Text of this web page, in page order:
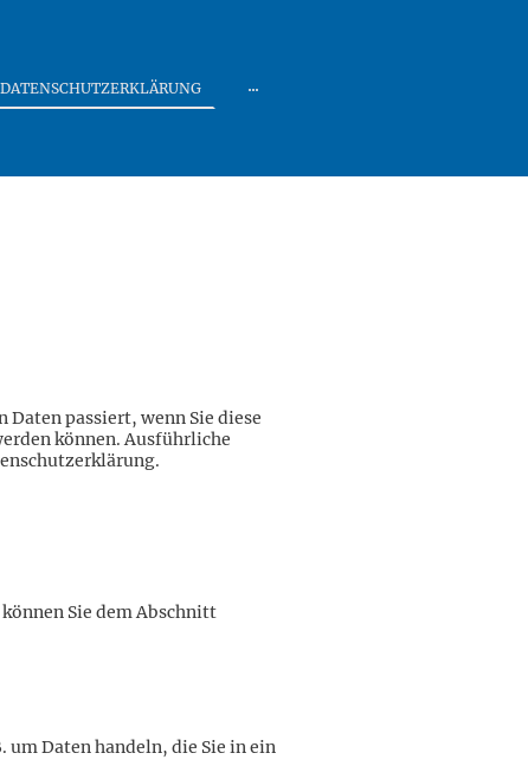
DATENSCHUTZERKLÄRUNG
passiert, wenn Sie diese
können. Ausführliche
Sie dem Abschnitt
um Daten handeln, die Sie in ein